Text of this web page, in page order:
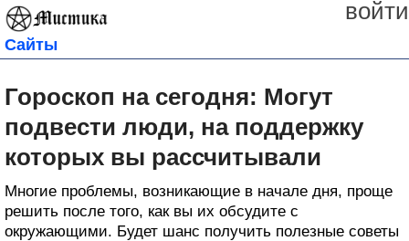
войти
Сайты
Гороскоп на сегодня: Могут
подвести люди, на поддержку
которых вы рассчитывали
Многие проблемы, возникающие в начале дня, проще
решить после того, как вы их обсудите с
окружающими. Будет шанс получить полезные советы